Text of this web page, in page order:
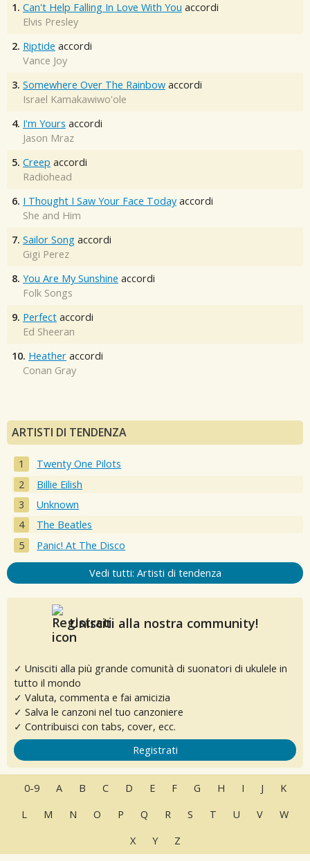
1. Can't Help Falling In Love With You accordi
Elvis Presley
2. Riptide accordi
Vance Joy
3. Somewhere Over The Rainbow accordi
Israel Kamakawiwo'ole
4. I'm Yours accordi
Jason Mraz
5. Creep accordi
Radiohead
6. I Thought I Saw Your Face Today accordi
She and Him
7. Sailor Song accordi
Gigi Perez
8. You Are My Sunshine accordi
Folk Songs
9. Perfect accordi
Ed Sheeran
10. Heather accordi
Conan Gray
ARTISTI DI TENDENZA
Twenty One Pilots
Billie Eilish
Unknown
The Beatles
Panic! At The Disco
Vedi tutti: Artisti di tendenza
Unisciti alla nostra community!
✓ Unisciti alla più grande comunità di suonatori di ukulele in
tutto il mondo
✓ Valuta, commenta e fai amicizia
✓ Salva le canzoni nel tuo canzoniere
✓ Contribuisci con tabs, cover, ecc.
Registrati
0-9 A B C D E F G H I J
K
L
M N O P Q R S T U V
W
X
Y Z